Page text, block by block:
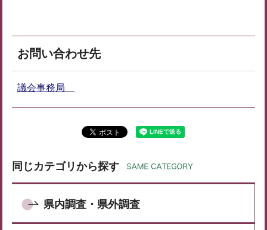
お問い合わせ先
議会事務局
同じカテゴリから探す
県内調査・県外調査